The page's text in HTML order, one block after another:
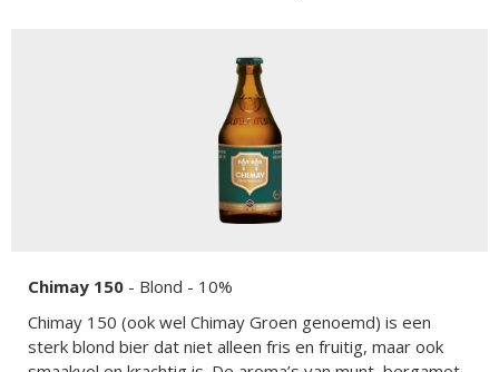
Chimay 150 - Blond - 10%
Chimay 150 (ook wel Chimay Groen genoemd) is een
sterk blond bier dat niet alleen fris en fruitig, maar ook